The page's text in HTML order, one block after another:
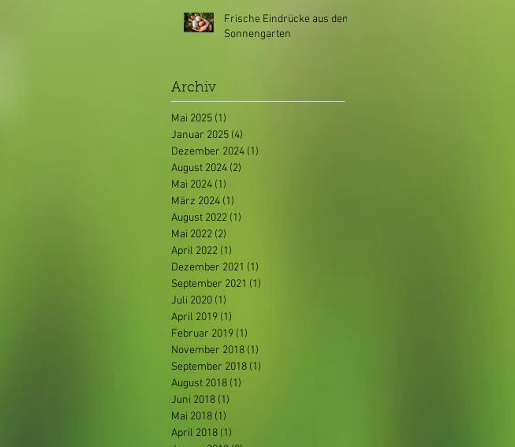
Frische Eindrücke aus dem
Sonnengarten
Archiv
Mai 2025 (1)
Januar 2025 (4)
Dezember 2024 (1)
August 2024 (2)
Mai 2024 (1)
März 2024 (1)
August 2022 (1)
Mai 2022 (2)
April 2022 (1)
Dezember 2021 (1)
September 2021 (1)
Juli 2020 (1)
April 2019 (1)
Februar 2019 (1)
November 2018 (1)
September 2018 (1)
August 2018 (1)
Juni 2018 (1)
Mai 2018 (1)
April 2018 (1)